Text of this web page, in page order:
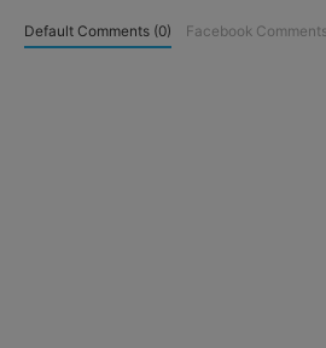
Default Comments (0) Facebook Comments